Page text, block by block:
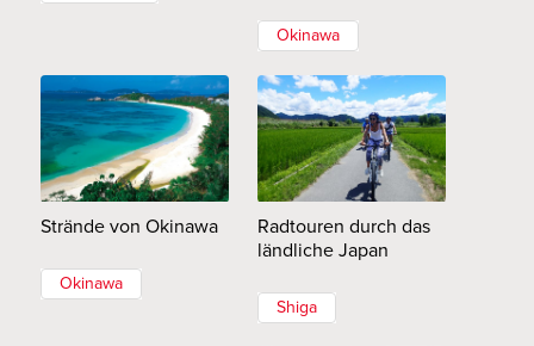
Okinawa
Strände von Okinawa
Okinawa
Radtouren durch das
ländliche Japan
Shiga